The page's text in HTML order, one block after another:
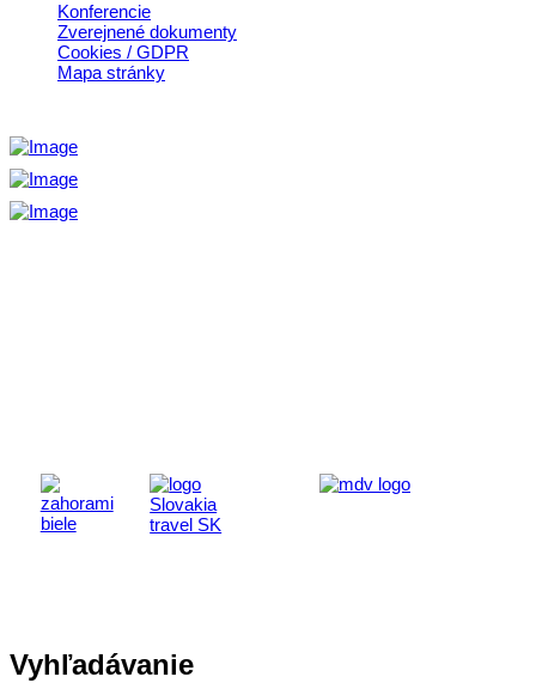
Konferencie
Zverejnené dokumenty
Cookies / GDPR
Mapa stránky
Vyhľadávanie